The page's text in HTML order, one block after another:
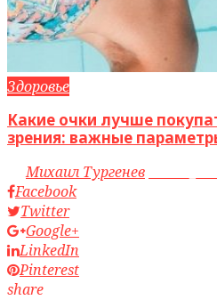
Здоровье
Какие очки лучше
зрения: важные
byМихаил Тургенев
Facebook
Twitter
Google+
LinkedIn
Pinterest
share